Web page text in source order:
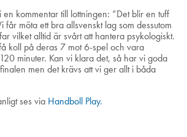
kommentar till lottningen: ”Det blir en tuff
får möta ett bra allsvenskt lag som dessutom
vilket alltid är svårt att hantera psykologiskt.
koll på deras 7 mot 6-spel och vara
minuter. Kan vi klara det, så har vi goda
men det krävs att vi ger allt i båda
ses via Handboll Play.